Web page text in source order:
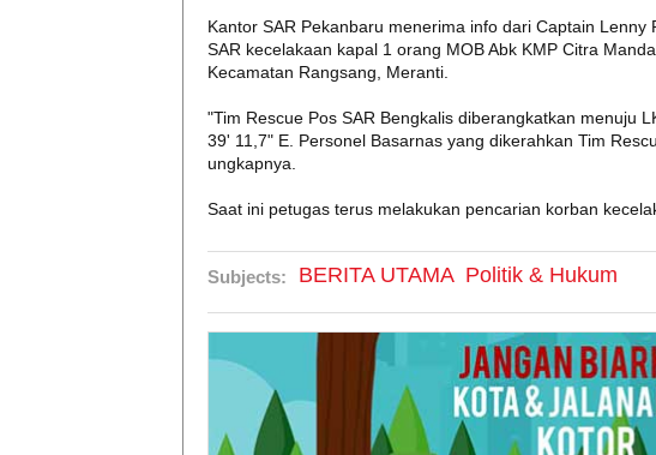
Kantor SAR Pekanbaru menerima info dari Captain
SAR kecelakaan kapal 1 orang MOB Abk KMP Citra
Kecamatan Rangsang, Meranti.
"Tim Rescue Pos SAR Bengkalis diberangkatkan menuju
39' 11,7" E. Personel Basarnas yang dikerahkan Tim
ungkapnya.
Saat ini petugas terus melakukan pencarian korban
Subjects: BERITA UTAMA Politik & Hukum